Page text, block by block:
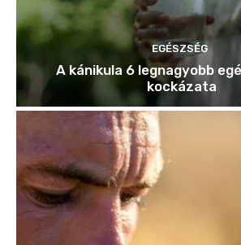
EGÉSZSÉG
A kánikula 6 legnagyobb
kockázata